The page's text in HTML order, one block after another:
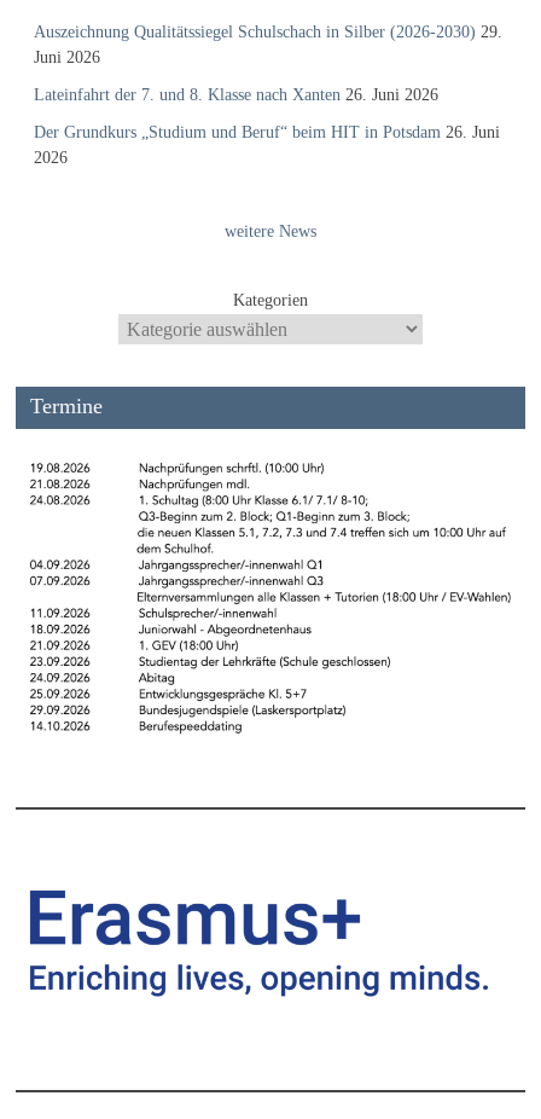
Auszeichnung Qualitätssiegel Schulschach in Silber (2026-2030) 29.
Juni 2026
Lateinfahrt der 7. und 8. Klasse nach Xanten 26. Juni 2026
Der Grundkurs „Studium und Beruf“ beim HIT in Potsdam 26. Juni
2026
weitere News
Kategorien
Termine